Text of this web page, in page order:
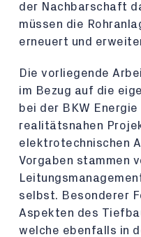
der Nachbarschaft
müssen die
erneuert und
Die vorliegende
im Bezug auf die
bei der BKW
realitätsnahen
elektrotechnischen
Vorgaben stammen
selbst. Besonderer
Aspekten des
welche ebenfalls in